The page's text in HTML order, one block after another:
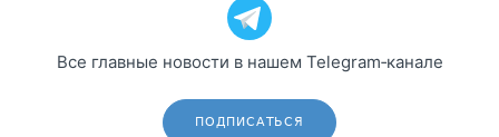
Все главные новости в нашем Telegram‑канале
ПОДПИСАТЬСЯ